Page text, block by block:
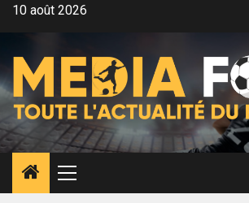
Aller10 août 2026
Menu
principal